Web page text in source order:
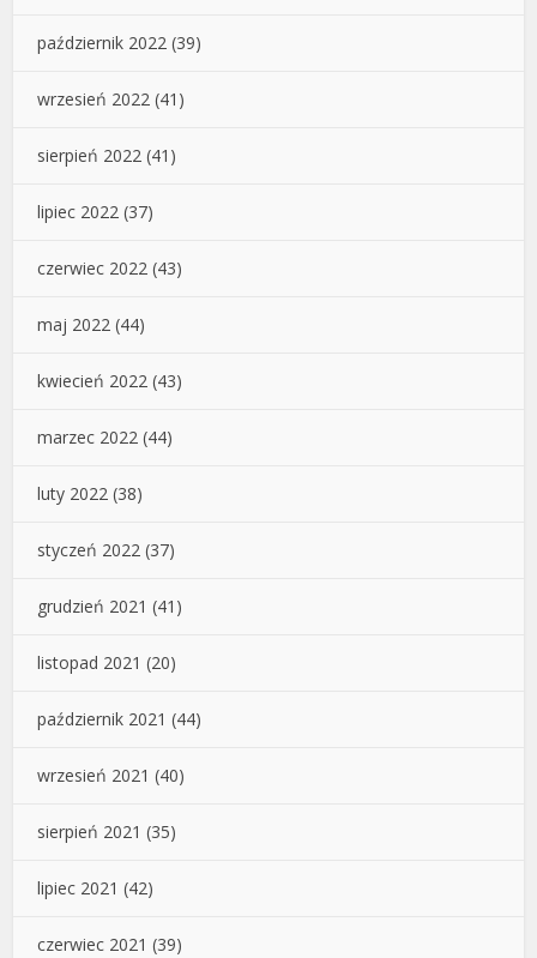
październik 2022 (39)
wrzesień 2022 (41)
sierpień 2022 (41)
lipiec 2022 (37)
czerwiec 2022 (43)
maj 2022 (44)
kwiecień 2022 (43)
marzec 2022 (44)
luty 2022 (38)
styczeń 2022 (37)
grudzień 2021 (41)
listopad 2021 (20)
październik 2021 (44)
wrzesień 2021 (40)
sierpień 2021 (35)
lipiec 2021 (42)
czerwiec 2021 (39)